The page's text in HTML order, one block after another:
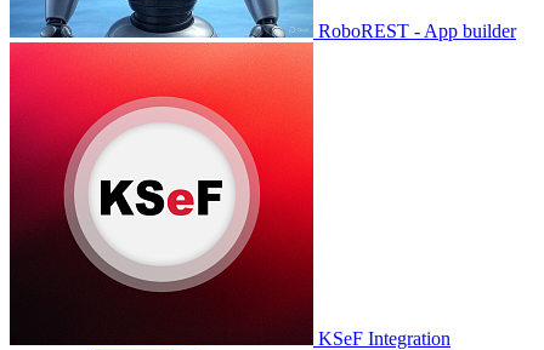
RoboREST - App builder
KSeF Integration